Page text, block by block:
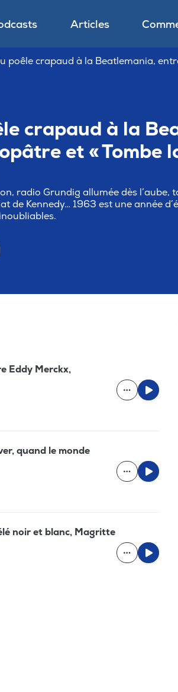
Articles
poêle crapaud à la Beatlemania,
crapaud à la
et « Tombe
radio Grundig allumée dès l’aube,
de Kennedy… 1963 est une année
Eddy Merckx,
quand le monde
noir et blanc, Magritte